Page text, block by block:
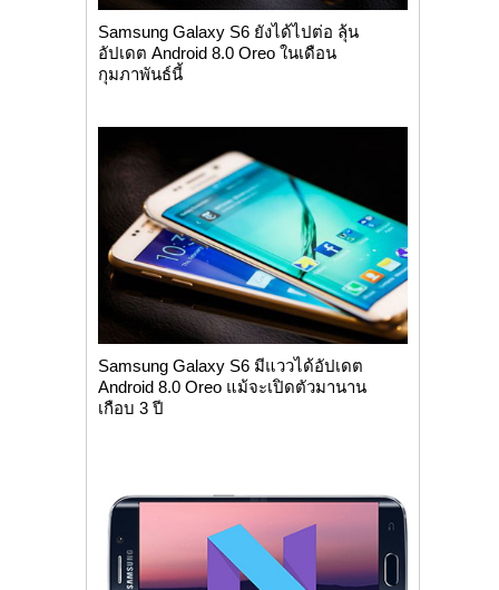
Samsung Galaxy S6 ยังได้ไปต่อ ลุ้น
อัปเดต Android 8.0 Oreo ในเดือน
กุมภาพันธ์นี้
Samsung Galaxy S6 มีแววได้อัปเดต
Android 8.0 Oreo แม้จะเปิดตัวมานาน
เกือบ 3 ปี